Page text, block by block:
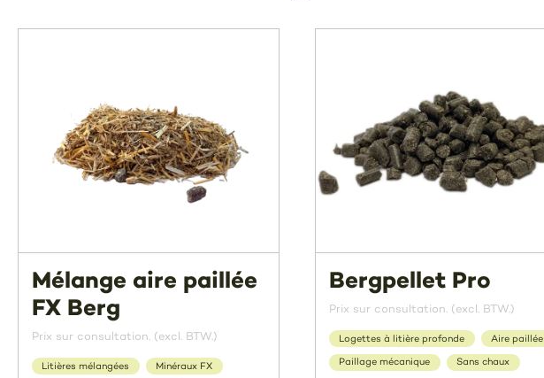
Mélange aire paillée
FX Berg
Prix sur consultation. (excl. BTW.)
Litières mélangées Minéraux FX
Bergpellet Pro
Prix sur consultation. (excl. BTW.)
Logettes à litière profonde Aire paillée
Paillage mécanique Sans chaux